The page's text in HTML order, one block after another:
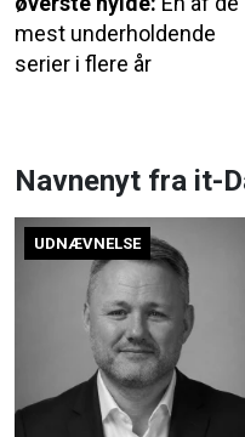
mest underholdende
serier i flere år
Navnenyt fra it-
UDNÆVNELSE